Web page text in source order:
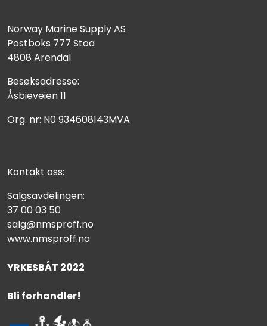
Norway Marine Supply AS
Postboks 777 Stoa
4808 Arendal
Besøksadresse:
Åsbieveien 11
Org. nr: N0 934608143MVA
Kontakt oss:
Salgsavdelingen:
37 00 03 50
salg@nmsproff.no
www.nmsproff.no
YRKESBÅT 2022
Bli forhandler!